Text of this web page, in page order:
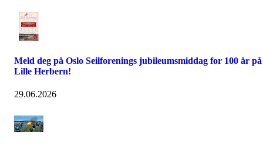
Meld deg på Oslo Seilforenings jubileumsmiddag for 100 år på
Lille Herbern!
29.06.2026